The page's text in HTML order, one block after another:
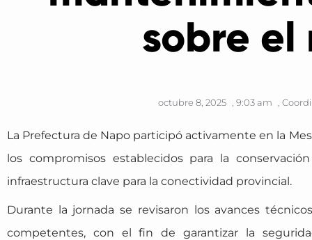
sobre el
octubre 8, 2025 9:03 am
La Prefectura de Napo participó activamente en la
los compromisos establecidos para la
infraestructura clave para la conectividad provincial.
Durante la jornada se revisaron los avances
competentes, con el fin de garantizar la